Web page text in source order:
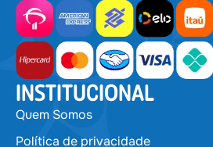
INSTITUCIONAL
Quem Somos
Política de privacidade